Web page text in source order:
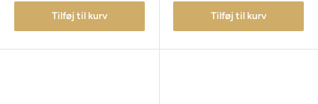
Tilføj til kurv Tilføj til kurv